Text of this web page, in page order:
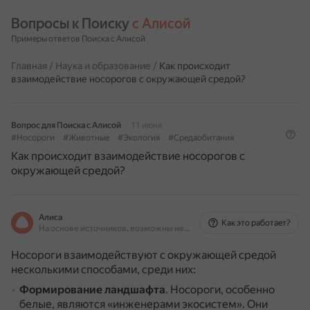
Вопросы к Поиску с Алисой
Примеры ответов Поиска с Алисой
Главная / Наука и образование / Как происходит
взаимодействие носорогов с окружающей средой?
Вопрос для Поиска с Алисой
11 июня
#Носороги
#Животные #Экология #Средаобитания
Как происходит взаимодействие носорогов с
окружающей средой?
Алиса
На основе источников, возможны неточности
Как это работает?
Носороги взаимодействуют с окружающей средой
несколькими способами, среди них:
Формирование ландшафта. Носороги, особенно
белые, являются «инженерами экосистем». Они